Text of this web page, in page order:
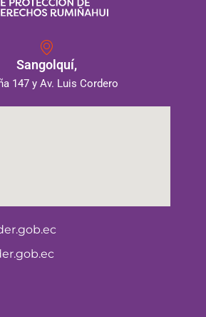
Sangolquí,
147 y Av. Luis Cordero